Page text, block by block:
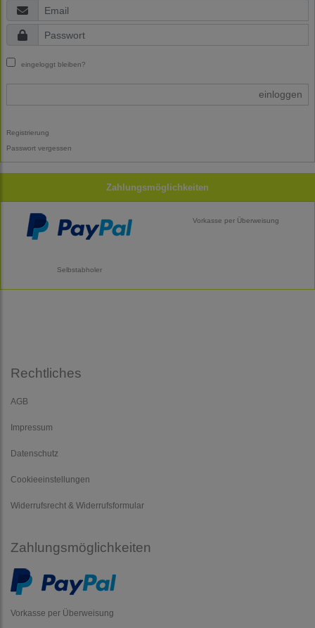
eingeloggt bleiben?
einloggen
Registrierung
Passwort vergessen
Zahlungsmöglichkeiten
Vorkasse per Überweisung
Selbstabholer
Rechtliches
AGB
Impressum
Datenschutz
Cookieeinstellungen
Widerrufsrecht & Widerrufsformular
Zahlungsmöglichkeiten
Vorkasse per Überweisung